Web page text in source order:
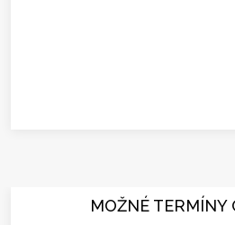
MOŽNÉ TERMÍNY